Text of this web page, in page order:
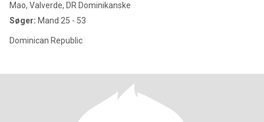
Mao, Valverde, DR Dominikanske
Søger: Mand 25 - 53
Dominican Republic